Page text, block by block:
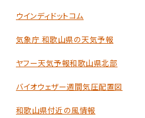
ウインディドットコム
気象庁 和歌山県の天気予報
ヤフー天気予報和歌山県北部
バイオウェザー週間気圧配置図
和歌山県付近の風情報